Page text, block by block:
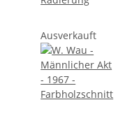
Ausverkauft